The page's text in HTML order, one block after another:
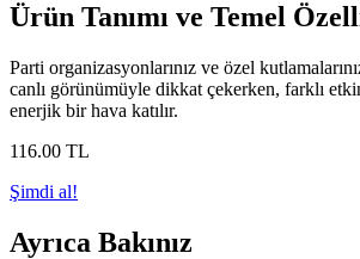
Ürün Tanımı ve Temel
Parti organizasyonlarınız ve özel
canlı görünümüyle dikkat çekerken, farklı
enerjik bir hava katılır.
116.00 TL
Şimdi al!
Ayrıca Bakınız